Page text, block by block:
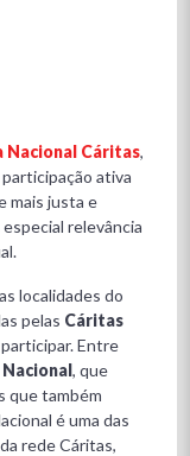
Nacional Cáritas,
ativa
mais justa e
relevância
localidades do
pelas Cáritas
Entre
, que
que também
é uma das
rede Cáritas,